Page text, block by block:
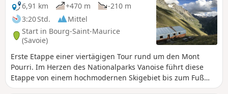
6,91 km
+470 m
-210 m
3:20 Std.
Mittel
Start in Bourg-Saint-Maurice
(Savoie)
Erste Etappe einer viertägigen Tour rund um den Mont
Pourri. Im Herzen des Nationalparks Vanoise führt diese
Etappe von einem hochmodernen Skigebiet bis zum Fuß
der Gletscher in eine unberührte Wildnis.